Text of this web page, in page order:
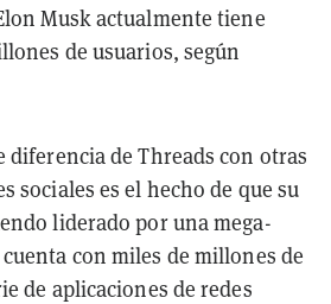
Musk actualmente tiene
de usuarios, según
diferencia de Threads con otras
sociales es el hecho de que su
liderado por una mega-
con miles de millones de
de aplicaciones de redes